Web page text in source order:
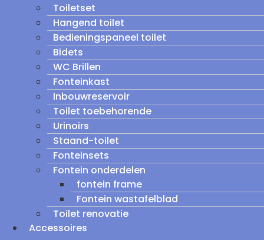
Toiletset
Hangend toilet
Bedieningspaneel toilet
Bidets
WC Brillen
Fonteinkast
Inbouwreservoir
Toilet toebehorende
Urinoirs
Staand-toilet
Fonteinsets
Fontein onderdelen
fontein frame
Fontein wastafelblad
Toilet renovatie
Accessoires